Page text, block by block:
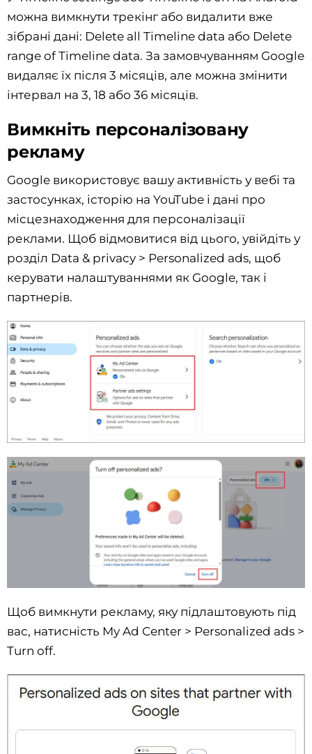
можна вимкнути трекінг або видалити вже
зібрані дані: Delete all Timeline data або Delete
range of Timeline data. За замовчуванням Google
видаляє їх після 3 місяців, але можна змінити
інтервал на 3, 18 або 36 місяців.
Вимкніть персоналізовану
рекламу
Google використовує вашу активність у вебі та
застосунках, історію на YouTube і дані про
місцезнаходження для персоналізації
реклами. Щоб відмовитися від цього, увійдіть у
розділ Data & privacy > Personalized ads, щоб
керувати налаштуваннями як Google, так і
партнерів.
Щоб вимкнути рекламу, яку підлаштовують під
вас, натисність My Ad Center > Personalized ads >
Turn off.